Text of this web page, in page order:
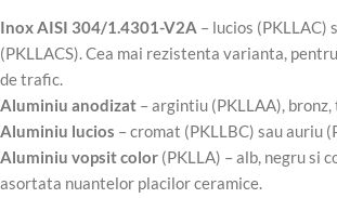
Inox AISI 304/1.4301-V2A – lucios
(PKLLACS). Cea mai rezistenta varianta,
de trafic.
Aluminiu anodizat – argintiu (PKLLAA),
Aluminiu lucios – cromat (PKLLBC) sau auriu
Aluminiu vopsit color (PKLLA) – alb, negru si
asortata nuantelor placilor ceramice.